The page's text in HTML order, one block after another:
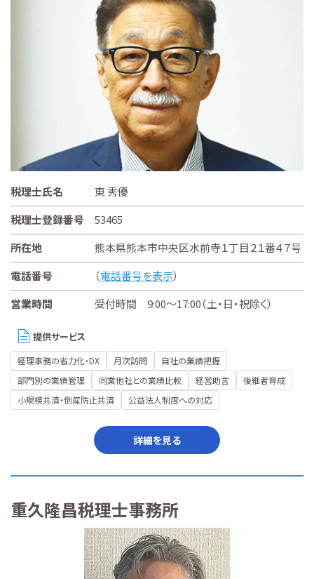
税理士氏名
東 秀優
税理士登録番号
53465
所在地
熊本県熊本市中央区水前寺１丁目２１番４７号
電話番号
（電話番号を表示）
営業時間
受付時間 9:00～17:00（土・日・祝除く）
提供サービス
経理事務の省力化・DX 月次訪問
自社の業績把握
部門別の業績管理
同業他社との業績比較 経営助言
後継者育成
小規模共済・倒産防止共済
公益法人制度への対応
詳細を見る
重久隆昌税理士事務所